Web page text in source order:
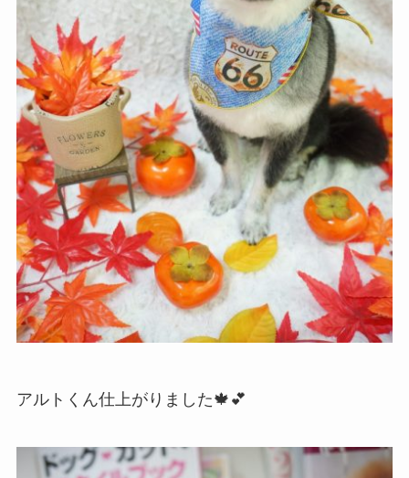
アルトくん仕上がりました🍁💕